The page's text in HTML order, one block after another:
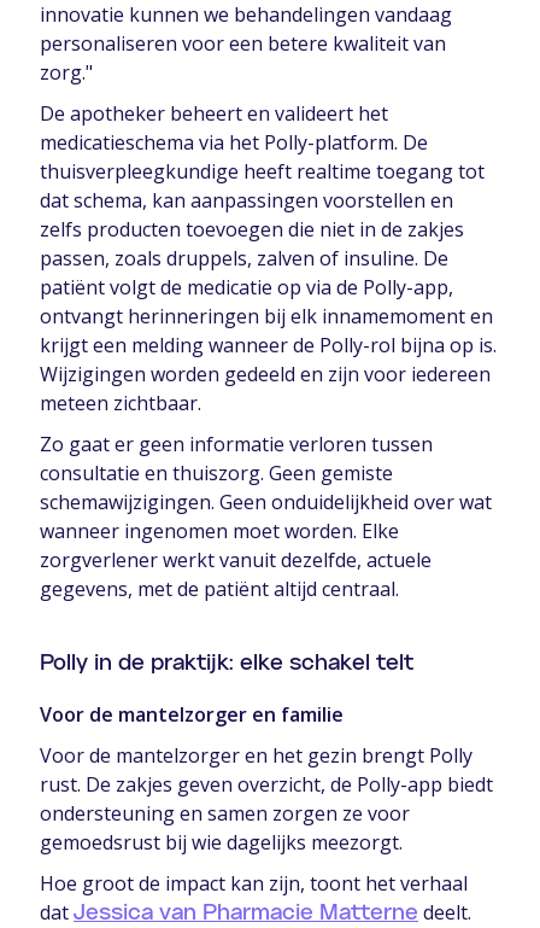
innovatie kunnen we behandelingen vandaag
personaliseren voor een betere kwaliteit van
zorg."
De apotheker beheert en valideert het
medicatieschema via het Polly-platform. De
thuisverpleegkundige heeft realtime toegang tot
dat schema, kan aanpassingen voorstellen en
zelfs producten toevoegen die niet in de zakjes
passen, zoals druppels, zalven of insuline. De
patiënt volgt de medicatie op via de Polly-app,
ontvangt herinneringen bij elk innamemoment en
krijgt een melding wanneer de Polly-rol bijna op is.
Wijzigingen worden gedeeld en zijn voor iedereen
meteen zichtbaar.
Zo gaat er geen informatie verloren tussen
consultatie en thuiszorg. Geen gemiste
schemawijzigingen. Geen onduidelijkheid over wat
wanneer ingenomen moet worden. Elke
zorgverlener werkt vanuit dezelfde, actuele
gegevens, met de patiënt altijd centraal.
Polly in de praktijk: elke schakel telt
Voor de mantelzorger en familie
Voor de mantelzorger en het gezin brengt Polly
rust. De zakjes geven overzicht, de Polly-app biedt
ondersteuning en samen zorgen ze voor
gemoedsrust bij wie dagelijks meezorgt.
Hoe groot de impact kan zijn, toont het verhaal
datJessica van Pharmacie Matterne deelt.